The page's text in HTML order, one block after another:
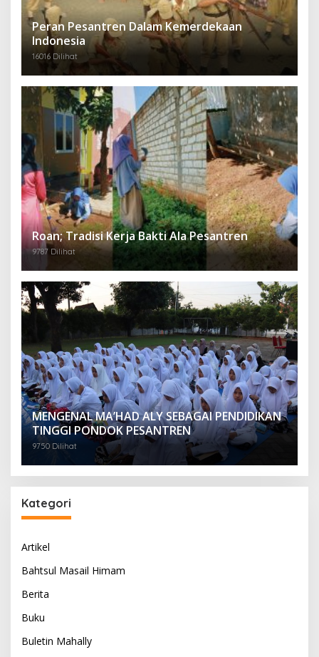
Peran Pesantren Dalam Kemerdekaan
Indonesia
16016 Dilihat
Roan; Tradisi Kerja Bakti Ala Pesantren
9787 Dilihat
MENGENAL MA’HAD ALY SEBAGAI PENDIDIKAN
TINGGI PONDOK PESANTREN
9750 Dilihat
Kategori
Artikel
Bahtsul Masail Himam
Berita
Buku
Buletin Mahally